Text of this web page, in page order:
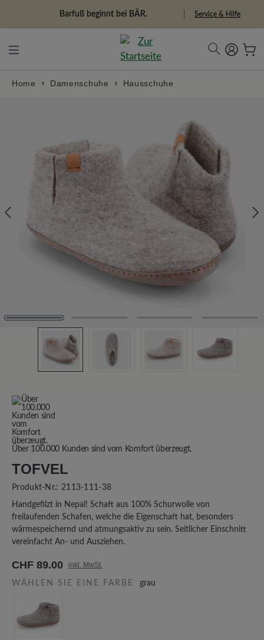
Barfuß beginnt bei BÄR. Service & Hilfe
Home Damenschuhe Hausschuhe
Über 100.000 Kunden sind vom Komfort überzeugt.
TOFVEL
Produkt-Nr.: 2113-111-38
Handgefilzt in Nepal! Schaft aus 100% Schurwolle von
freilaufenden Schafen, welche die Eigenschaft hat, besonders
wärmespeichernd und atmungsaktiv zu sein. Seitlicher Einschnitt
vereinfacht An- und Ausziehen.
CHF 89.00 inkl. MwSt.
WÄHLEN SIE EINE FARBE grau